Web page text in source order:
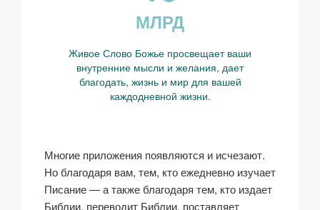
МЛРД
Живое Слово Божье просвещает ваши
внутренние мысли и желания, дает
благодать, жизнь и мир для вашей
каждодневной жизни.
Многие приложения появляются и исчезают.
Но благодаря вам, тем, кто ежедневно изучает
Писание — а также благодаря тем, кто издает
Библии, переводит Библии, поставляет